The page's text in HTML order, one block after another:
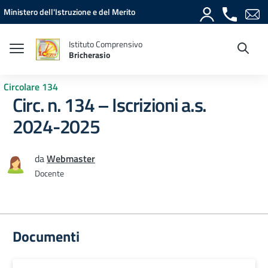
Vai ai contenuti
Vai al menu di navigazione
Vai al footer
Ministero dell'Istruzione e del Merito
Istituto Comprensivo
Bricherasio
Circolare 134
Circ. n. 134 – Iscrizioni a.s.
2024-2025
daWebmaster
Docente
Documenti